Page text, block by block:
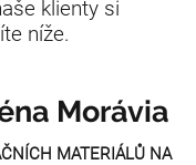
klienty si
níže.
Morávia
MATERIÁLŮ NA